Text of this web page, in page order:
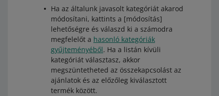
Ha az általunk javasolt kategóriát akarod
módosítani, kattints a [módosítás]
lehetőségre és válaszd ki a számodra
megfelelőt a hasonló kategóriák
gyűjteményéből. Ha a listán kívüli
kategóriát választasz, akkor
megszüntetheted az összekapcsolást az
ajánlatok és az előzőleg kiválasztott
termék között.